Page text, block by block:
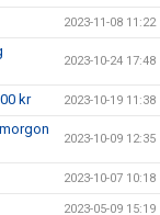
2023-11-08 11:22
2023-10-24 17:48
kr 2023-10-19 11:38
2023-10-09 12:35
2023-10-07 10:18
2023-05-09 15:19